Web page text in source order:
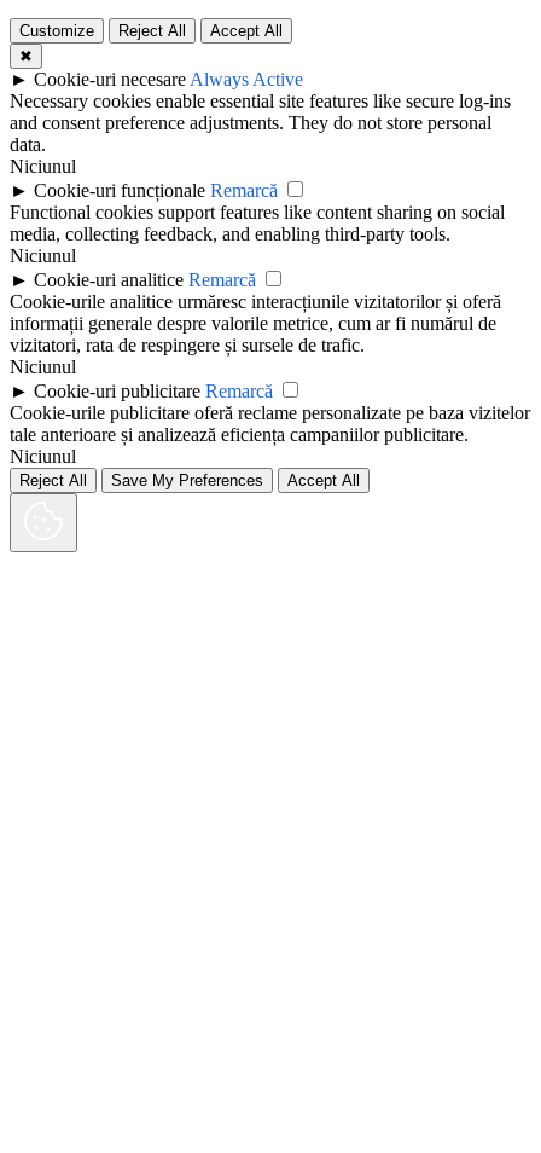
Customize Reject All
Accept All
✖
► Cookie-uri necesare Always Active
Necessary cookies enable essential site features like secure log-ins
and consent preference adjustments. They do not store personal
data.
Niciunul
► Cookie-uri funcționale Remarcă
Functional cookies support features like content sharing on social
media, collecting feedback, and enabling third-party tools.
Niciunul
► Cookie-uri analitice Remarcă
Cookie-urile analitice urmăresc interacțiunile vizitatorilor și oferă
informații generale despre valorile metrice, cum ar fi numărul de
vizitatori, rata de respingere și sursele de trafic.
Niciunul
► Cookie-uri publicitare Remarcă
Cookie-urile publicitare oferă reclame personalizate pe baza vizitelor
tale anterioare și analizează eficiența campaniilor publicitare.
Niciunul
Reject All Save My Preferences Accept All